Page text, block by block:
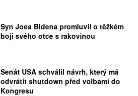
Syn Joea Bidena promluvil o těžkém
boji svého otce s rakovinou
Senát USA schválil návrh, který má
odvrátit shutdown před volbami do
Kongresu